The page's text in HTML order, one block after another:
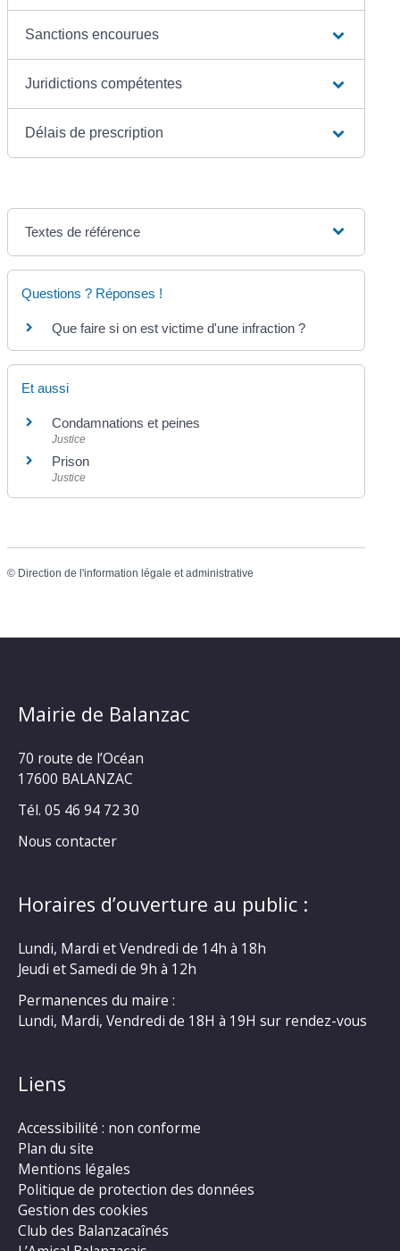
Sanctions encourues
Juridictions compétentes
Délais de prescription
Textes de référence
Questions ? Réponses !
Que faire si on est victime d'une infraction ?
Et aussi
Condamnations et peines
Justice
Prison
Justice
© Direction de l'information légale et administrative
Mairie de Balanzac
70 route de l’Océan
17600 BALANZAC
Tél. 05 46 94 72 30
Nous contacter
Horaires d’ouverture au public :
Lundi, Mardi et Vendredi de 14h à 18h
Jeudi et Samedi de 9h à 12h
Permanences du maire :
Lundi, Mardi, Vendredi de 18H à 19H sur rendez-vous
Liens
Accessibilité : non conforme
Plan du site
Mentions légales
Politique de protection des données
Gestion des cookies
Club des Balanzacaînés